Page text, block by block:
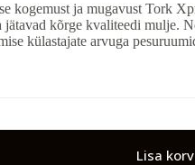
kogemust ja mugavust Tork
kõrge kvaliteedi mulje.
külastajate arvuga
Lisa